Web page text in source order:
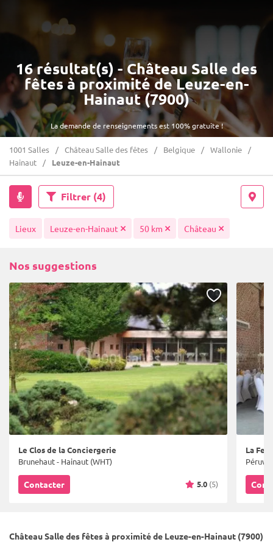
La demande de renseignements est 100% gratuite !
16 résultat(s) - Château Salle des
fêtes à proximité de Leuze-en-
Hainaut (7900)
1001 Salles Château Salle des fêtes Belgique
Wallonie
Hainaut
Leuze-en-Hainaut
Filtrer (4)
Lieux Leuze-en-Hainaut 50 km Château
Nos suggestions
Le Clos de la Conciergerie
Brunehaut - Hainaut (WHT)
Contacter 5.0 (5)
La
Château Salle des fêtes à proximité de Leuze-en-Hainaut (7900)